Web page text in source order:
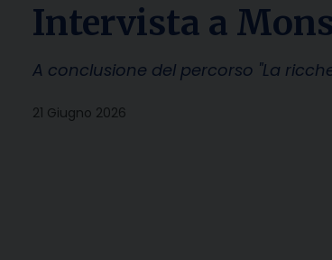
Intervista a
A conclusione del percorso "La
21 Giugno 2026